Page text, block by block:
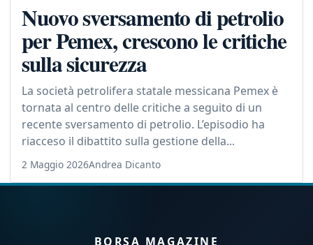
Nuovo sversamento di petrolio
per Pemex, crescono le critiche
sulla sicurezza
La società petrolifera statale messicana Pemex è
tornata al centro delle critiche a seguito di un
recente sversamento di petrolio. L’episodio ha
riacceso il dibattito sulla gestione della...
2 Maggio 2026Andrea Dicanto
BORSA MAGAZINE